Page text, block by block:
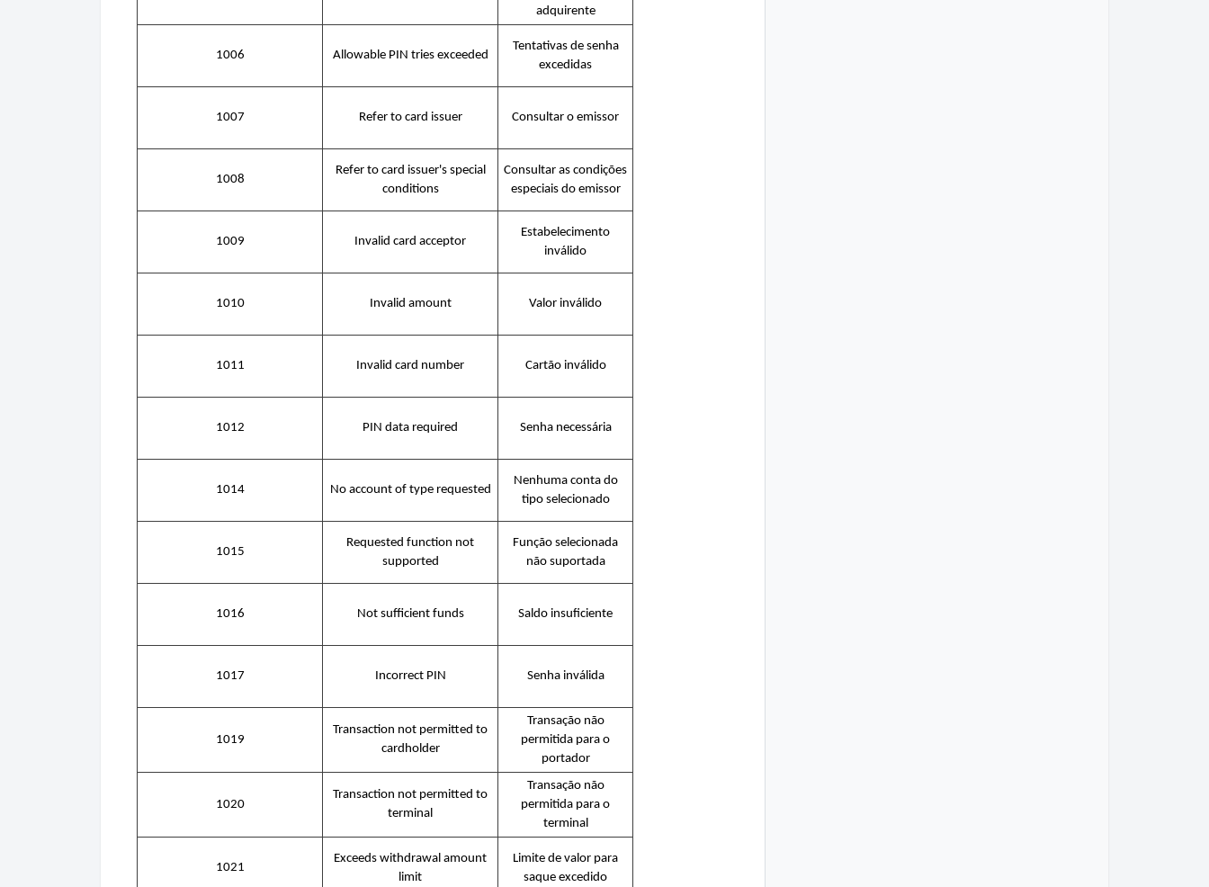
adquirente
1006 Allowable PIN tries exceeded
Tentativas de senha
excedidas
1007 Refer to card issuer Consultar o emissor
1008
Refer to card issuer's special
conditions
Consultar as condições
especiais do emissor
1009 Invalid card acceptor
Estabelecimento
inválido
1010 Invalid amount Valor inválido
1011 Invalid card number Cartão inválido
1012 PIN data required Senha necessária
1014 No account of type requested
Nenhuma conta do
tipo selecionado
1015
Requested function not
supported
Função selecionada
não suportada
1016 Not sufficient funds Saldo insuficiente
1017 Incorrect PIN Senha inválida
1019
Transaction not permitted to
cardholder
Transação não
permitida para o
portador
1020
Transaction not permitted to
terminal
Transação não
permitida para o
terminal
1021
Exceeds withdrawal amount
limit
Limite de valor para
saque excedido